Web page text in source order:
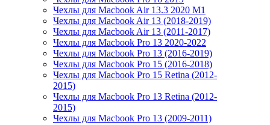
Чехлы для Macbook Air 13.3 2020 M1
Чехлы для Macbook Air 13 (2018-2019)
Чехлы для Macbook Air 13 (2011-2017)
Чехлы для Macbook Pro 13 2020-2022
Чехлы для Macbook Pro 13 (2016-2019)
Чехлы для Macbook Pro 15 (2016-2018)
Чехлы для Macbook Pro 15 Retina (2012-
2015)
Чехлы для Macbook Pro 13 Retina (2012-
2015)
Чехлы для Macbook Pro 13 (2009-2011)